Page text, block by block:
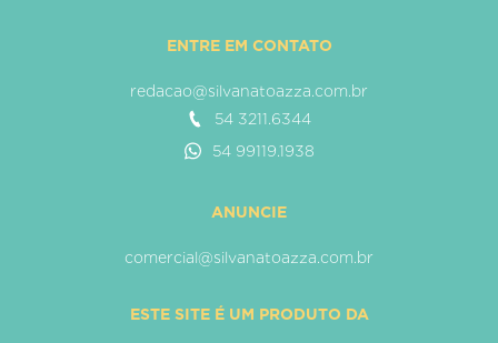
ENTRE EM CONTATO
redacao@silvanatoazza.com.br
54 3211.6344
54 99119.1938
ANUNCIE
comercial@silvanatoazza.com.br
ESTE SITE É UM PRODUTO DA